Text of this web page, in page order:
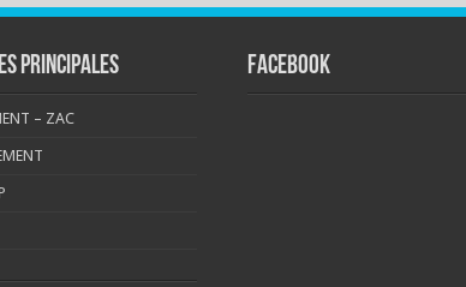
PRINCIPALES
– ZAC
FACEBOOK